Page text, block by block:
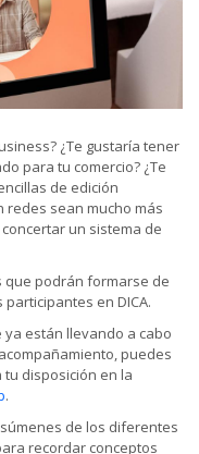
¿Te gustaría tener
para tu comercio? ¿Te
de edición
sean mucho más
un sistema de
que podrán formarse de
en DICA.
ya están llevando a cabo
puedes
disposición en la
.
de los diferentes
recordar conceptos